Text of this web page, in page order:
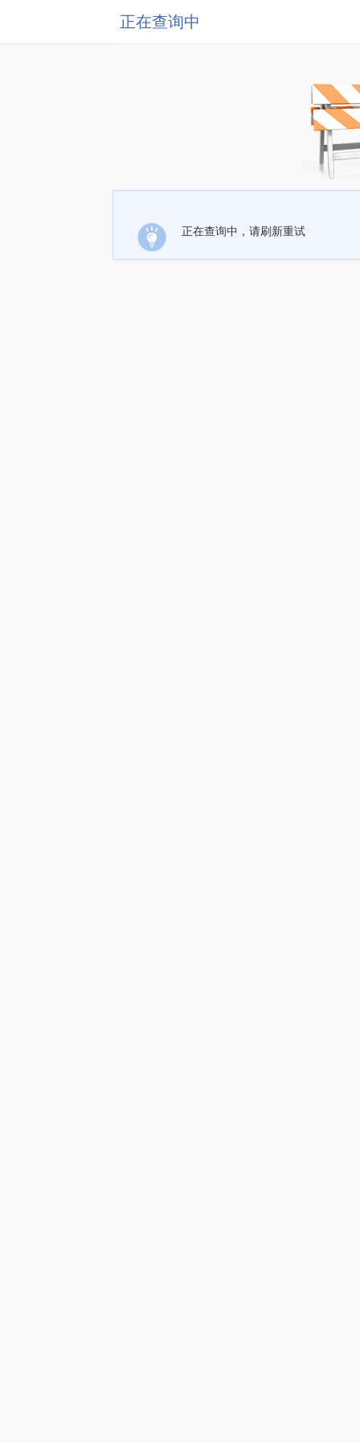
正在查询中
正在查询中，请刷新重试